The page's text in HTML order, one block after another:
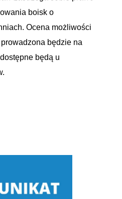
boisk o
Ocena możliwości
będzie na
będą u